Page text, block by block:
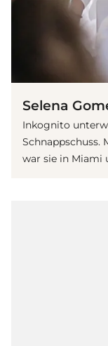
Selena
Inkognito
Schnappschuss.
war sie in Miami